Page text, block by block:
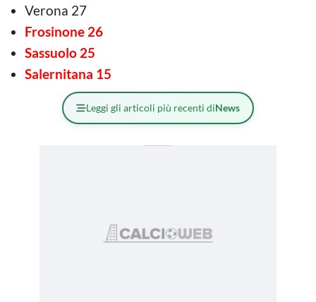
Verona 27
Frosinone 26
Sassuolo 25
Salernitana 15
Leggi gli articoli più recenti diNews